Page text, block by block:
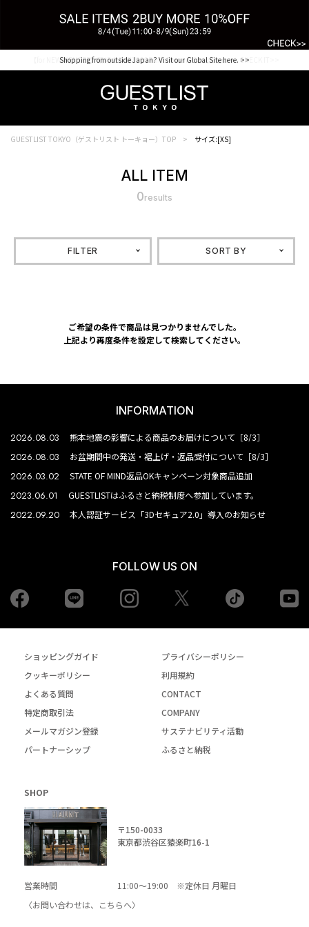
Shopping from outside Japan? Visit our Global Site here. >>
【for NEW MEMBER】新規会員様1000Point Present Campaign CHECK IT>>
GUESTLIST TOKYO（ゲストリスト トーキョー）TOP サイズ:[XS]
ALL ITEM
0results
FILTER SORT BY
ご希望の条件で商品は見つかりませんでした。
上記より再度条件を設定して検索してください。
INFORMATION
2026.08.03 熊本地震の影響による商品のお届けについて［8/3］
2026.08.03 お盆期間中の発送・裾上げ・返品受付について［8/3］
2026.03.02 STATE OF MIND返品OKキャンペーン対象商品追加
2023.06.01 GUESTLISTはふるさと納税制度へ参加しています。
2022.09.20 本人認証サービス「3Dセキュア2.0」導入のお知らせ
FOLLOW US ON
Facebook Instagram tiktok
ショッピングガイド
プライバシーポリシー
クッキーポリシー
利用規約
よくある質問
CONTACT
特定商取引法
COMPANY
メールマガジン登録
サステナビリティ活動
パートナーシップ
ふるさと納税
SHOP
〒150-0033
東京都渋谷区猿楽町16-1
営業時間
11:00～19:00 ※定休日 月曜日
〈お問い合わせは、
こちらへ〉